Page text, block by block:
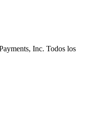
Inc. Todos los